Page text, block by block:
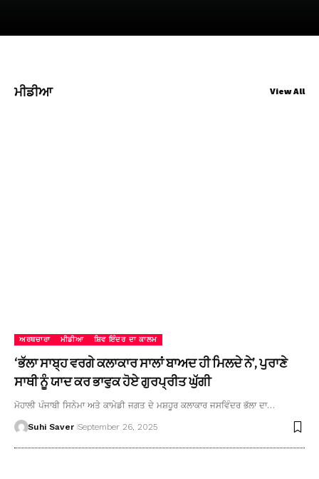
ਮੀਡੀਆ View All
ਅਰਥਚਾਰਾ ਮੀਡੀਆ ਸ਼ਿਵ ਇੰਦਰ ਦਾ ਕਾਲਮ
‘ਭੱਲਾ ਸਾਬ੍ਹ ਵਰਗੇ ਕਲਾਕਾਰ ਸਾਲਾਂ ਬਾਅਦ ਹੀ ਮਿਲਦੇ ਨੇ’, ਪੁਰਾਣੇ
ਸਾਥੀ ਨੂੰ ਯਾਦ ਕਰ ਭਾਵੁਕ ਹੋਏ ਗੁਰਪ੍ਰੀਤ ਘੁੱਗੀ
ਮੋਹਾਲੀ ਪੰਜਾਬੀ ਸਿਨੇਮਾ ਅਤੇ ਕਾਮੇਡੀ ਜਗਤ ਦੇ ਮਸ਼ਹੂਰ ਕਲਾਕਾਰ ਜਸਵਿੰਦਰ ਭੱਲਾ ਦਾ…
Suhi Saver September 26, 2025